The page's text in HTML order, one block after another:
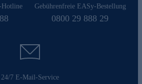
Hotline Gebührenfreie EASy-Bestellung
0800 29 888 29
24/7 E-Mail-Service